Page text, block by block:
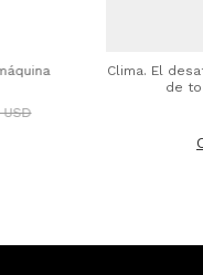
USD
Clima. El
de